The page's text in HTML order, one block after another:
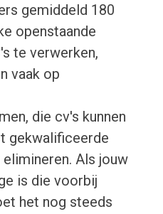
gemiddeld 180
openstaande
te verwerken,
vaak op
die cv's kunnen
gekwalificeerde
Als jouw
is die voorbij
het nog steeds